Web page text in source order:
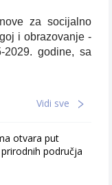
za socijalno
i obrazovanje -
2029. godine, sa
Vidi sve
otvara put
područja